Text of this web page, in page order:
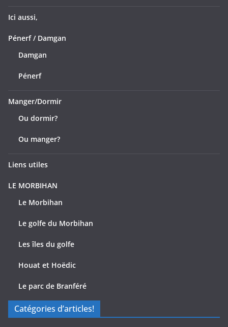
Ici aussi,
Pénerf / Damgan
Damgan
Pénerf
Manger/Dormir
Ou dormir?
Ou manger?
Liens utiles
LE MORBIHAN
Le Morbihan
Le golfe du Morbihan
Les îles du golfe
Houat et Hoëdic
Le parc de Branféré
Catégories d’articles!